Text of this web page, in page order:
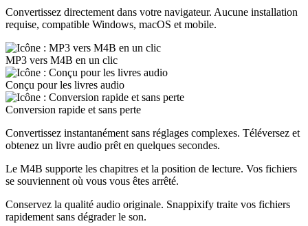
Convertissez directement dans votre navigateur. Aucune installation
requise, compatible Windows, macOS et mobile.
MP3 vers M4B en un clic
Conçu pour les livres audio
Conversion rapide et sans perte
Convertissez instantanément sans réglages complexes. Téléversez et
obtenez un livre audio prêt en quelques secondes.
Le M4B supporte les chapitres et la position de lecture. Vos fichiers
se souviennent où vous vous êtes arrêté.
Conservez la qualité audio originale. Snappixify traite vos fichiers
rapidement sans dégrader le son.